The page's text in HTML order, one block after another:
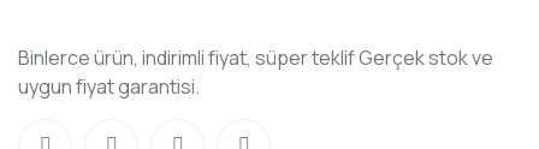
Binlerce ürün, indirimli fiyat, süper teklif Gerçek stok ve
uygun fiyat garantisi.